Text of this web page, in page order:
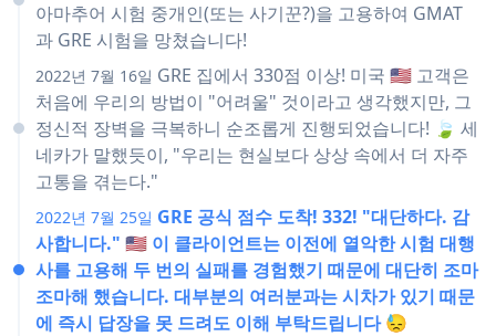
아마추어 시험 중개인(또는 사기꾼?)을 고용하여 GMAT
과 GRE 시험을 망쳤습니다!
2022년 7월 16일 GRE 집에서 330점 이상! 미국 🇺🇸 고객은
처음에 우리의 방법이 "어려울" 것이라고 생각했지만, 그
정신적 장벽을 극복하니 순조롭게 진행되었습니다! 🍃 세
네카가 말했듯이, "우리는 현실보다 상상 속에서 더 자주
고통을 겪는다."
2022년 7월 25일 GRE 공식 점수 도착! 332! "대단하다. 감
사합니다." 🇺🇸 이 클라이언트는 이전에 열악한 시험 대행
사를 고용해 두 번의 실패를 경험했기 때문에 대단히 조마
조마해 했습니다. 대부분의 여러분과는 시차가 있기 때문
에 즉시 답장을 못 드려도 이해 부탁드립니다 😓